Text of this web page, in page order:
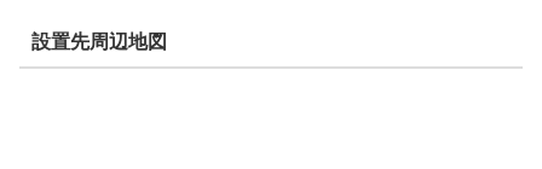
設置先周辺地図